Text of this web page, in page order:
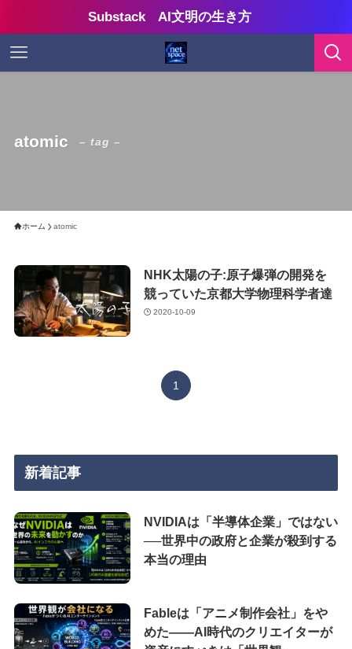
Substack AI文明の生き方
atomic – tag –
ホーム atomic
NHK太陽の子:原子爆弾の開発を
競っていた京都大学物理科学者達
2020-10-09
1
新着記事
NVIDIAは「半導体企業」ではない
──世界中の政府と企業が殺到する
本当の理由
Fableは「アニメ制作会社」をや
めた――AI時代のクリエイターが